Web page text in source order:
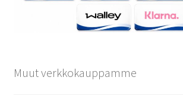
Muut verkkokauppamme